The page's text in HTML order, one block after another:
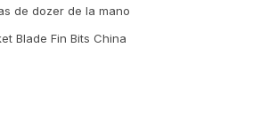
de dozer de la mano
Blade Fin Bits China